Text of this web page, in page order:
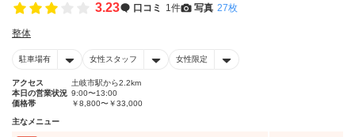
3.23 口コミ 1件 写真 27枚
整体
駐車場有 女性スタッフ 女性限定
アクセス
土岐市駅から2.2km
本日の営業状況 9:00〜13:00
価格帯
￥8,800〜￥33,000
主なメニュー